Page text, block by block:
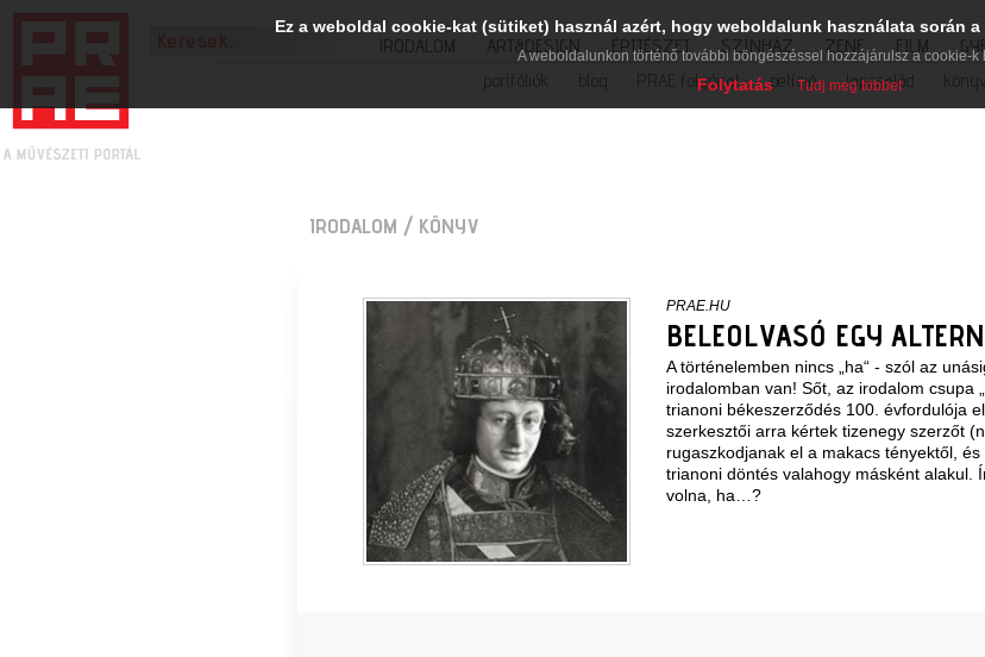
IRODALOM ART&DESIGN ÉPÍTÉSZET SZÍNHÁZ ZENE FILM
portfóliók
PRAE folyóirat petíció lapcsalád
IRODALOM / KÖNYV
PRAE.HU
BELEOLVASÓ EGY
A történelemben nincs „ha“ - szól az
irodalomban van! Sőt, az irodalom csupa
trianoni békeszerződés 100. évfordulója
szerkesztői arra kértek tizenegy szerzőt
rugaszkodjanak el a makacs tényektől,
trianoni döntés valahogy másként alakul.
volna, ha…?
Ez a weboldal cookie-kat (sütiket) használ azért, hogy weboldalunk használata során
A weboldalunkon történő további böngészéssel hozzájárulsz a cookie-k
Folytatás Tudj meg többet